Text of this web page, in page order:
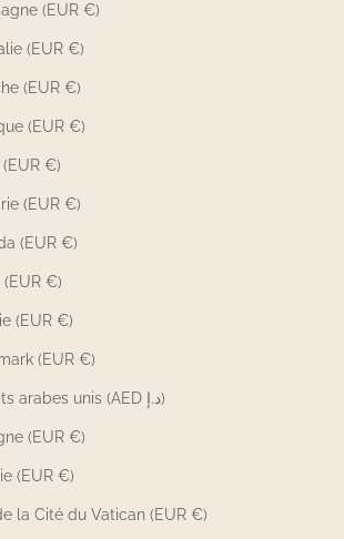
(EUR €)
(EUR €)
(EUR €)
(EUR €)
(EUR €)
(EUR €)
(EUR €)
(EUR €)
(EUR €)
(EUR €)
Émirats arabes unis (AED د.إ)
(EUR €)
(EUR €)
la Cité du Vatican (EUR €)